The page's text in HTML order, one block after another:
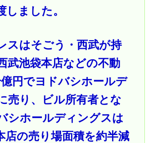
しました。
スはそごう・西武が持
武池袋本店などの不動
円でヨドバシホールデ
売り、ビル所有者とな
シホールディングスは
店の売り場面積を約半減